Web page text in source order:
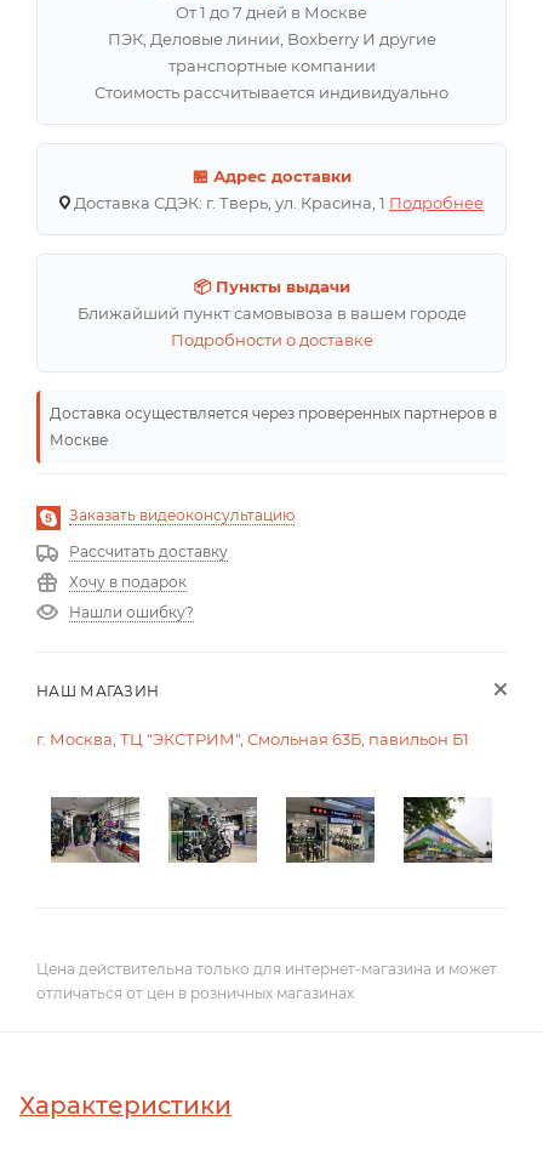
От 1 до 7 дней в Москве
ПЭК, Деловые линии, Boxberry И другие
транспортные компании
Стоимость рассчитывается индивидуально
🏪 Адрес доставки
Доставка СДЭК: г. Тверь, ул. Красина, 1 Подробнее
📦 Пункты выдачи
Ближайший пункт самовывоза в вашем городе
Подробности о доставке
Доставка осуществляется через проверенных партнеров в
Москве
Заказать видеоконсультацию
Рассчитать доставку
Хочу в подарок
Нашли ошибку?
НАШ МАГАЗИН
г. Москва, ТЦ "ЭКСТРИМ", Смольная 63Б, павильон Б1
Цена действительна только для интернет-магазина и может
отличаться от цен в розничных магазинах
Характеристики